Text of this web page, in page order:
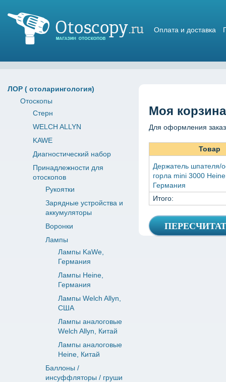
Оплата и доставка
ЛОР ( отоларингология)
Отоскопы
Стерн
WELCH ALLYN
KAWE
Диагностический набор
Принадлежности для
отоскопов
Рукоятки
Зарядные устройства и
аккумуляторы
Воронки
Лампы
Лампы KaWe,
Германия
Лампы Heine,
Германия
Лампы Welch Allyn,
США
Лампы аналоговые
Welch Allyn, Китай
Лампы аналоговые
Heine, Китай
Баллоны /
инсуффляторы / груши
Моя корзина
Для оформления
Товар
Держатель шпателя/
горла mini 3000
Германия
Итого: